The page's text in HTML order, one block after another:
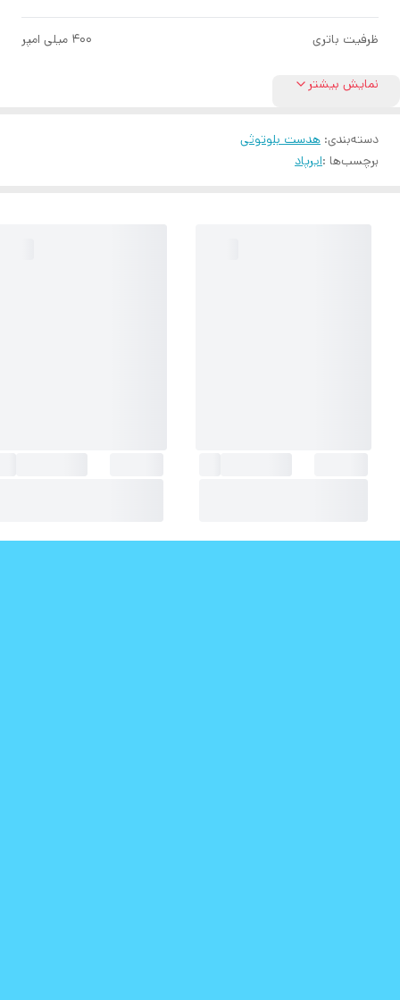
ظرفیت باتری ۴۰۰ میلی امپر
نمایش بیشتر
دسته‌بندی: هدست بلوتوثی
برچسب‌ها :ایرپاد